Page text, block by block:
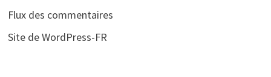
Flux des commentaires
Site de WordPress-FR